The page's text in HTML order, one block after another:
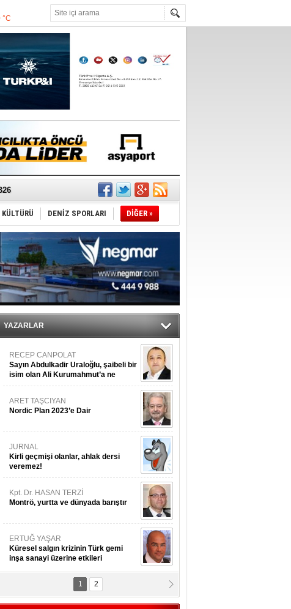
°C
24 °C
riskiyle çürüyor
DENİZ SPORLARI DİĞER »
YAZARLAR
RECEP CANPOLAT
Sayın Abdulkadir Uraloğlu, şaibeli bir
isim olan Ali Kurumahmut’a ne
danışıyorsunuz?
ARET TAŞCIYAN
Nordic Plan 2023’e Dair
JURNAL
Kirli geçmişi olanlar, ahlak dersi
veremez!
Kpt. Dr. HASAN TERZİ
Montrö, yurtta ve dünyada barıştır
ERTUĞ YAŞAR
Küresel salgın krizinin Türk gemi
inşa sanayi üzerine etkileri
Kpt. MESUT AZMİ GÖKSOY
ithafen...
1 2